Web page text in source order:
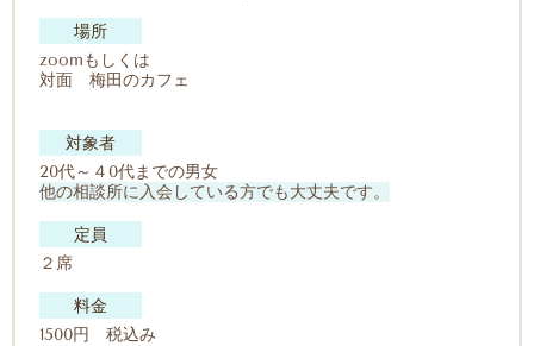
場所
zoomもしくは
対面 梅田のカフェ
対象者
20代～４0代までの男女
他の相談所に入会している方でも大丈夫です。
定員
２席
料金
1500円 税込み